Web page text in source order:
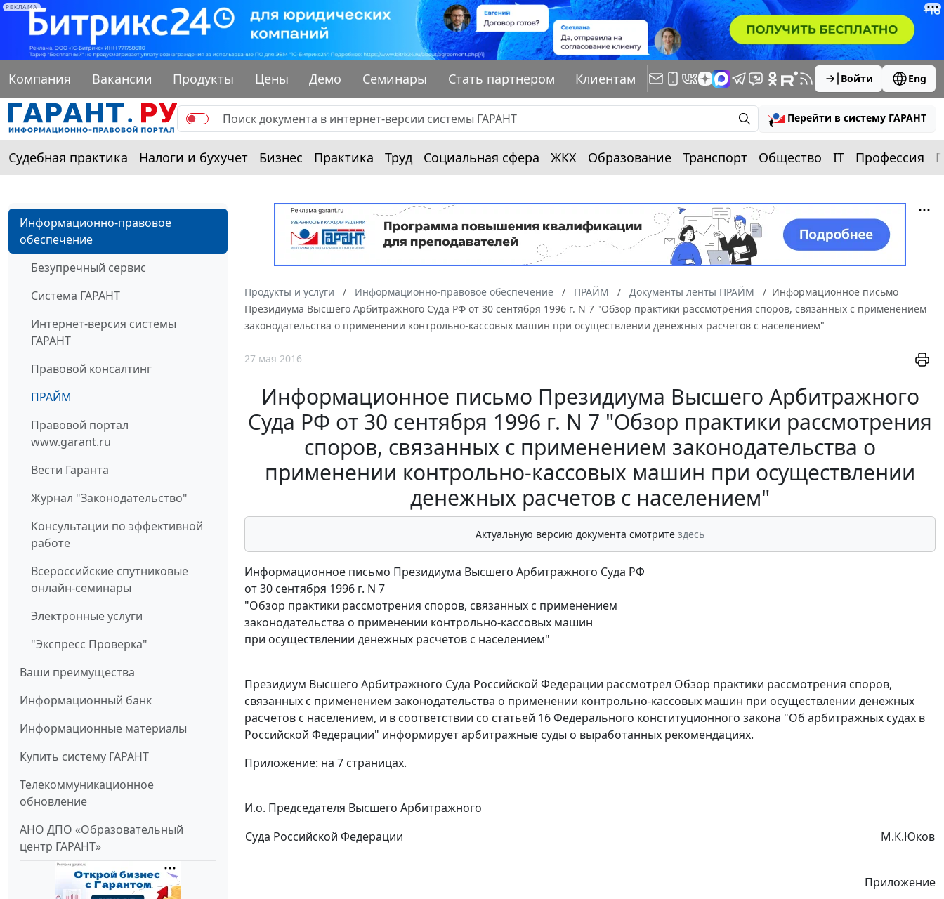
РЕКЛАМА
Компания Вакансии Продукты Цены Демо Семинары Стать партнером Клиентам Войти Eng
Перейти в систему ГАРАНТ
Судебная практика Налоги и бухучет Бизнес Практика Труд Социальная сфера ЖКХ Образование Транспорт Общество IT Профессия
Информационно-правовое
обеспечение
Безупречный сервис
Система ГАРАНТ
Интернет-версия системы
ГАРАНТ
Правовой консалтинг
ПРАЙМ
Правовой портал
www.garant.ru
Вести Гаранта
Журнал "Законодательство"
Консультации по эффективной
работе
Всероссийские спутниковые
онлайн-семинары
Электронные услуги
"Экспресс Проверка"
Ваши преимущества
Информационный банк
Информационные материалы
Купить систему ГАРАНТ
Телекоммуникационное
обновление
АНО ДПО «Образовательный
центр ГАРАНТ»
Продукты и услуги Информационно-правовое обеспечение ПРАЙМ Документы ленты ПРАЙМ
Информационное письмо
Президиума Высшего Арбитражного Суда РФ от 30 сентября 1996 г. N 7 "Обзор практики рассмотрения споров, связанных с применением
законодательства о применении контрольно-кассовых машин при осуществлении денежных расчетов с населением"
27 мая 2016
Информационное письмо Президиума Высшего Арбитражного
Суда РФ от 30 сентября 1996 г. N 7 "Обзор практики рассмотрения
споров, связанных с применением законодательства о
применении контрольно-кассовых машин при осуществлении
денежных расчетов с населением"
Актуальную версию документа смотрите здесь
Информационное письмо Президиума Высшего Арбитражного Суда РФ
от 30 сентября 1996 г. N 7
"Обзор практики рассмотрения споров, связанных с применением
законодательства о применении контрольно-кассовых машин
при осуществлении денежных расчетов с населением"
Президиум Высшего Арбитражного Суда Российской Федерации рассмотрел Обзор практики рассмотрения споров,
связанных с применением законодательства о применении контрольно-кассовых машин при осуществлении денежных
расчетов с населением, и в соответствии со статьей 16Федерального конституционного закона "Об арбитражных судах в
Российской Федерации" информирует арбитражные суды о выработанных рекомендациях.
Приложение: на 7 страницах.
И.о. Председателя Высшего Арбитражного
Суда Российской Федерации
М.К.Юков
Приложение